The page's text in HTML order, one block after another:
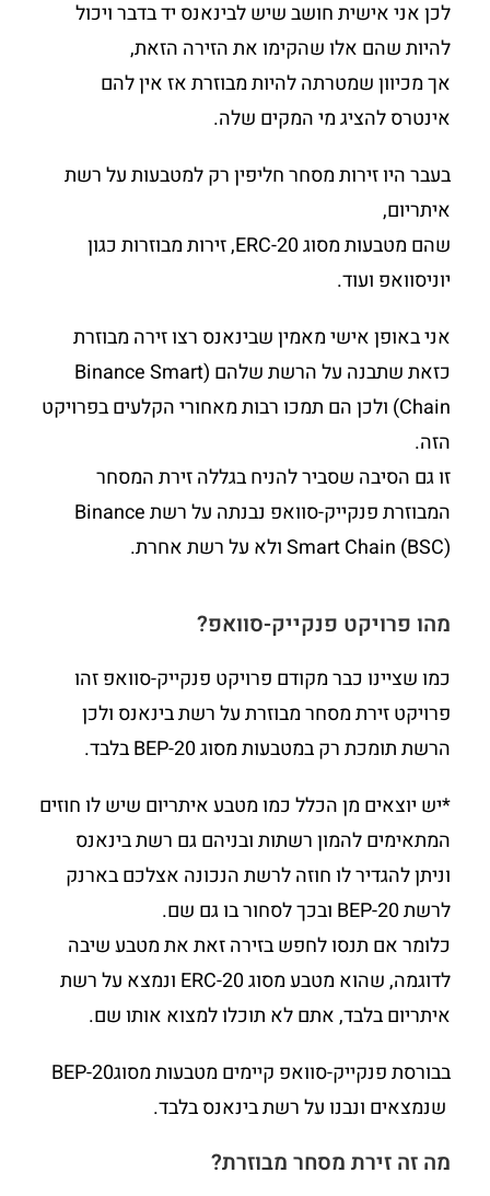
לכן אני אישית חושב שיש לבינאנס יד בדבר ויכול
להיות שהם אלו שהקימו את הזירה הזאת,
אך מכיוון שמטרתה להיות מבוזרת אז אין להם
אינטרס להציג מי המקים שלה.
בעבר היו זירות מסחר חליפין רק למטבעות על רשת
איתריום,
שהם מטבעות מסוג ERC-20, זירות מבוזרות כגון
יוניסוואפ ועוד.
אני באופן אישי מאמין שבינאנס רצו זירה מבוזרת
כזאת שתבנה על הרשת שלהם (Binance Smart
Chain) ולכן הם תמכו רבות מאחורי הקלעים בפרויקט
הזה.
זו גם הסיבה שסביר להניח בגללה זירת המסחר
המבוזרת פנקייק-סוואפ נבנתה על רשת Binance
Smart Chain (BSC) ולא על רשת אחרת.
מהו פרויקט פנקייק-סוואפ?
כמו שציינו כבר מקודם פרויקט פנקייק-סוואפ זהו
פרויקט זירת מסחר מבוזרת על רשת בינאנס ולכן
הרשת תומכת רק במטבעות מסוג BEP-20 בלבד.
*יש יוצאים מן הכלל כמו מטבע איתריום שיש לו חוזים
המתאימים להמון רשתות ובניהם גם רשת בינאנס
וניתן להגדיר לו חוזה לרשת הנכונה אצלכם בארנק
לרשת BEP-20 ובכך לסחור בו גם שם.
כלומר אם תנסו לחפש בזירה זאת את מטבע שיבה
לדוגמה, שהוא מטבע מסוג ERC-20 ונמצא על רשת
איתריום בלבד, אתם לא תוכלו למצוא אותו שם.
בבורסת פנקייק-סוואפ קיימים מטבעות מסוגBEP-20
שנמצאים ונבנו על רשת בינאנס בלבד.
מה זה זירת מסחר מבוזרת?